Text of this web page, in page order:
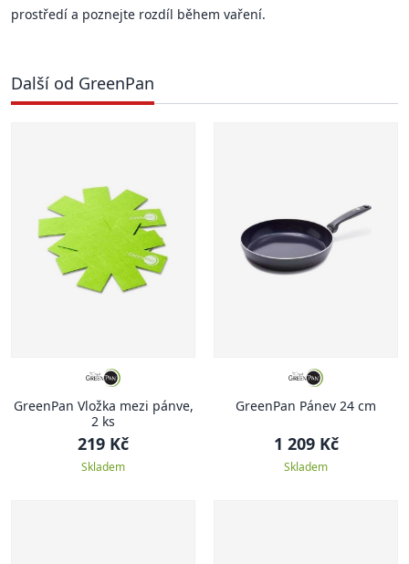
prostředí a poznejte rozdíl během vaření.
Další od GreenPan
GreenPan Vložka mezi pánve,
2 ks
219 Kč
Skladem
GreenPan Pánev 24 cm
1 209 Kč
Skladem